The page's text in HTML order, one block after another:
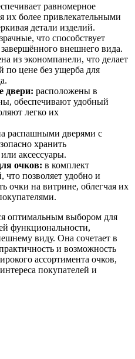
равномерное
их более привлекательными
детали изделий.
что способствует
внешнего вида.
из экономпанели, что делает
по цене без ущерба для
двери: расположены в
обеспечивают удобный
легко их
распашными дверями с
хранить
аксессуары.
очков: в комплект
позволяет удобно и
очки на витрине, облегчая их
оптимальным выбором для
функциональности,
виду. Она сочетает в
и возможность
ассортимента очков,
покупателей и